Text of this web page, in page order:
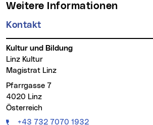
Weitere Informationen
Kontakt
Kultur und Bildung
Linz Kultur
Magistrat Linz
Pfarrgasse 7
4020 Linz
Österreich
Telefon:
+43 732 7070 1932